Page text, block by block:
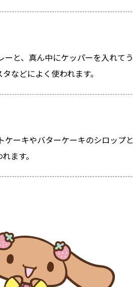
と、真ん中にケッパーを入れてう
などによく使われます。
ーキやバターケーキのシロップと
ます。